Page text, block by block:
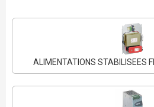
ALIMENTATIONS STABILISEES